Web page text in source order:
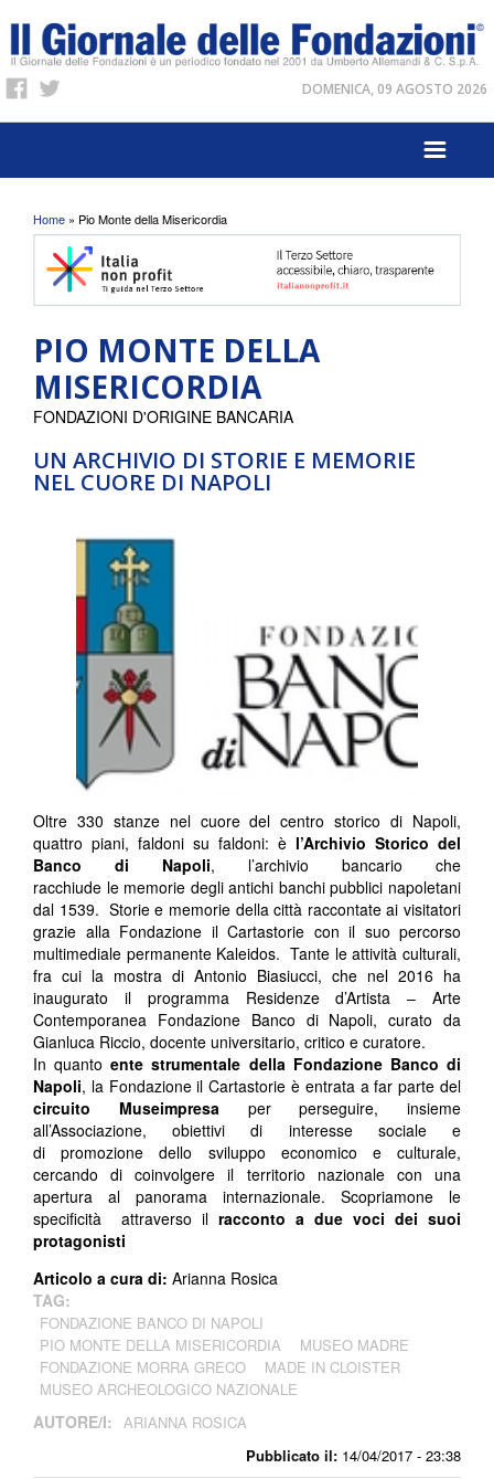
DOMENICA, 09 AGOSTO 2026
Tu sei qui
Home » Pio Monte della Misericordia
PIO MONTE DELLA
MISERICORDIA
UN ARCHIVIO DI STORIE E MEMORIE
NEL CUORE DI NAPOLI
Pubblicato il: 14/04/2017 - 23:38
FONDAZIONI D'ORIGINE BANCARIA
Oltre 330 stanze nel cuore del centro storico di Napoli,
quattro piani, faldoni su faldoni: è l’Archivio Storico del
Banco di Napoli, l’archivio bancario che
racchiude le memorie degli antichi banchi pubblici napoletani
dal 1539. Storie e memorie della città raccontate ai visitatori
grazie alla Fondazione il Cartastorie con il suo percorso
multimediale permanente Kaleidos. Tante le attività culturali,
fra cui la mostra di Antonio Biasiucci, che nel 2016 ha
inaugurato il programma Residenze d’Artista – Arte
Contemporanea Fondazione Banco di Napoli, curato da
Gianluca Riccio, docente universitario, critico e curatore.
In quantoente strumentale della Fondazione Banco di
Napoli, la Fondazione il Cartastorie è entrata a far parte del
circuito Museimpresaper perseguire, insieme
all’Associazione, obiettivi di interesse sociale e
di promozione dello sviluppo economico e culturale,
cercando di coinvolgere il territorio nazionale con una
apertura al panorama internazionale.
Scopriamone le
specificità attraverso il racconto a due voci dei suoi
protagonisti
Articolo a cura di: Arianna Rosica
TAG:
FONDAZIONE BANCO DI NAPOLI
PIO MONTE DELLA MISERICORDIA
MUSEO MADRE
FONDAZIONE MORRA GRECO
MADE IN CLOISTER
MUSEO ARCHEOLOGICO NAZIONALE
AUTORE/I: ARIANNA ROSICA